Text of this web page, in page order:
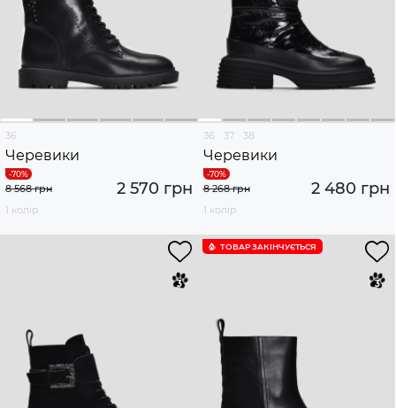
36
Черевики
2 570 грн
8 568 грн
1 колір
36 37 38
Черевики
2 480 грн
8 268 грн
1 колір
ТОВАР ЗАКІНЧУЄTЬСЯ